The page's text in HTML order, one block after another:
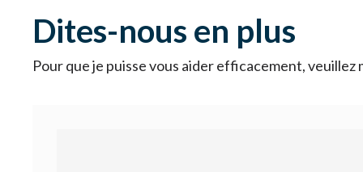
Dites-nous en plus
Pour que je puisse vous aider efficacement,